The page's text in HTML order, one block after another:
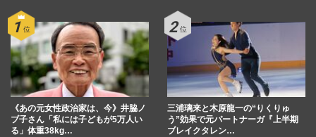
《あの元女性政治家は、今》井脇ノ
ブ子さん「私には子どもが5万人い
る」体重38kg…
三浦璃来と木原龍一の“りくりゅ
う”効果で元パートナーガ『上半期
ブレイクタレン…